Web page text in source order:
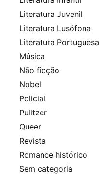
Literatura Juvenil
Literatura Lusófona
Literatura Portuguesa
Música
Não ficção
Nobel
Policial
Pulitzer
Queer
Revista
Romance histórico
Sem categoria